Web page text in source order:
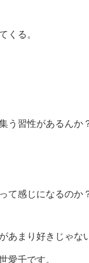
くる。
う習性があるんか
て感じになるのか
あまり好きじゃな
愛千です。